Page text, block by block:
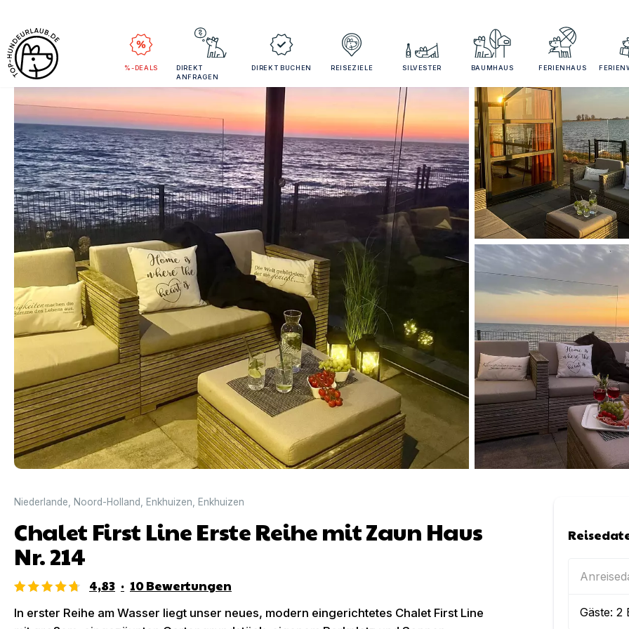
%-DEALS
DIREKT
ANFRAGEN
DIREKT BUCHEN REISEZIELE SILVESTER BAUMHAUS FERIENHAUS
Niederlande Noord-Holland Enkhuizen Enkhuizen
Chalet First Line Erste Reihe mit Zaun Haus
Nr. 214
4,83 · 10Bewertungen
In erster Reihe am Wasser liegt unser neues, modern eingerichtetes Chalet First Line
Gäste:2